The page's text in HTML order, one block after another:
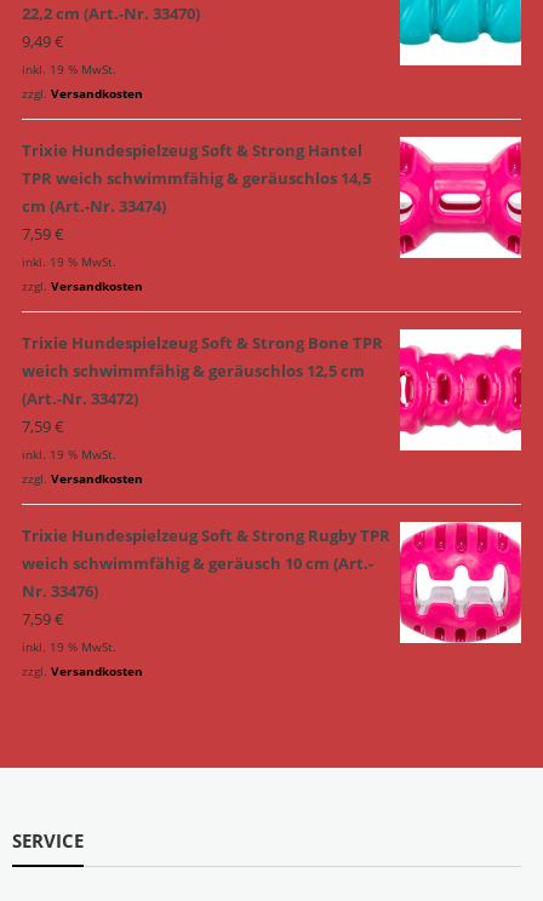
22,2 cm (Art.-Nr. 33470)
9,49€
inkl. 19 % MwSt.
zzgl. Versandkosten
Trixie Hundespielzeug Soft & Strong Hantel
TPR weich schwimmfähig & geräuschlos 14,5
cm (Art.-Nr. 33474)
7,59€
inkl. 19 % MwSt.
zzgl. Versandkosten
Trixie Hundespielzeug Soft & Strong Bone TPR
weich schwimmfähig & geräuschlos 12,5 cm
(Art.-Nr. 33472)
7,59€
inkl. 19 % MwSt.
zzgl. Versandkosten
Trixie Hundespielzeug Soft & Strong Rugby TPR
weich schwimmfähig & geräusch 10 cm (Art.-
Nr. 33476)
7,59€
inkl. 19 % MwSt.
zzgl. Versandkosten
SERVICE